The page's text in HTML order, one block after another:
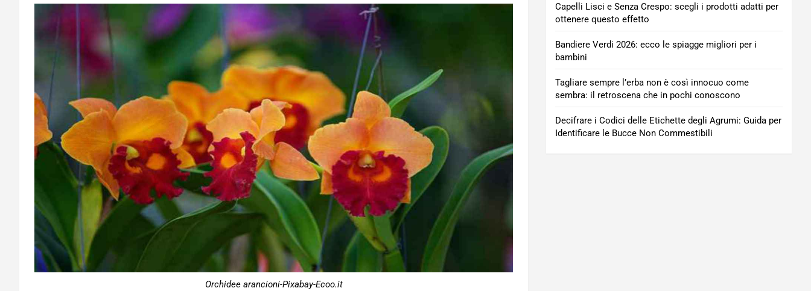
Orchidee arancioni-Pixabay-Ecoo.it
Capelli Lisci e Senza Crespo: scegli i prodotti adatti per
ottenere questo effetto
Bandiere Verdi 2026: ecco le spiagge migliori per i
bambini
Tagliare sempre l’erba non è così innocuo come
sembra: il retroscena che in pochi conoscono
Decifrare i Codici delle Etichette degli Agrumi: Guida per
Identificare le Bucce Non Commestibili